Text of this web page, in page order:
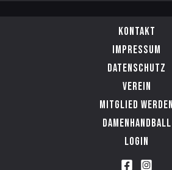
Kontakt
Impressum
Datenschutz
Verein
Mitglied werden
Damenhandball
Login